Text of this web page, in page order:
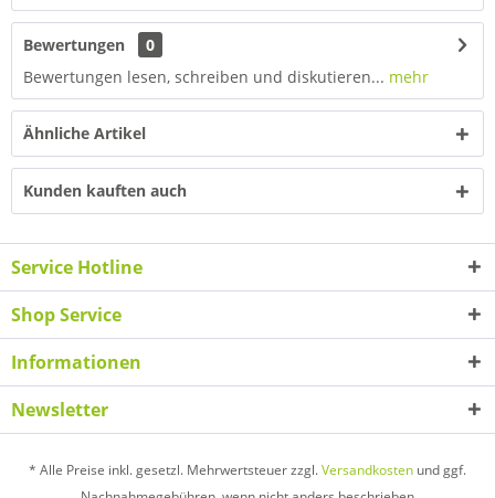
Bewertungen
0
Bewertungen lesen, schreiben und diskutieren... mehr
Ähnliche Artikel
Kunden kauften auch
Service Hotline
Shop Service
Informationen
Newsletter
* Alle Preise inkl. gesetzl. Mehrwertsteuer zzgl.Versandkosten und ggf.